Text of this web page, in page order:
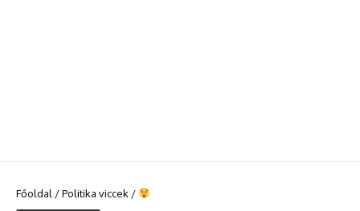
Főoldal /Politika viccek /